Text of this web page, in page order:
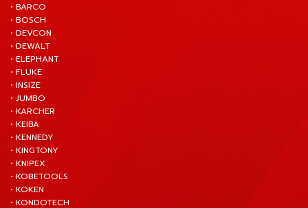
• BARCO
• BOSCH
• DEVCON
• DEWALT
• ELEPHANT
• FLUKE
• INSIZE
• JUMBO
• KARCHER
• KEIBA
• KENNEDY
• KINGTONY
• KNIPEX
• KOBETOOLS
• KOKEN
• KONDOTECH